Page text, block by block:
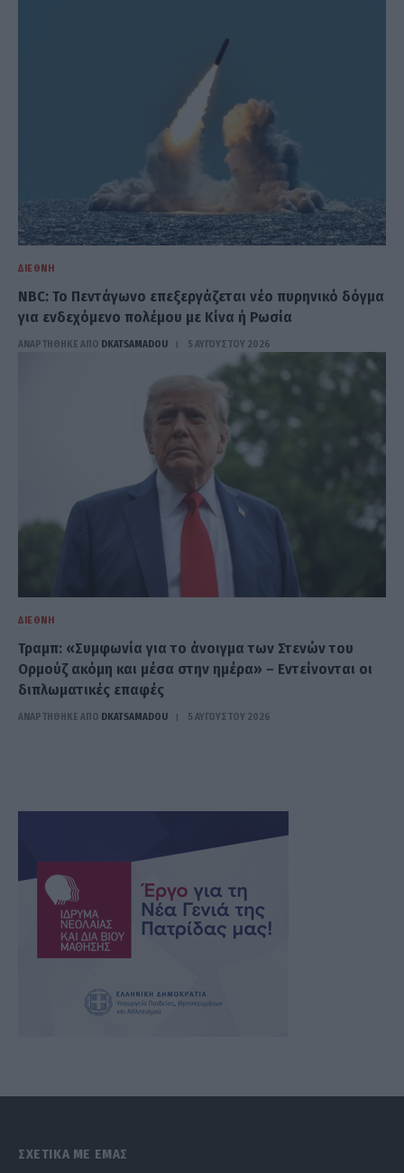
ΔΙΕΘΝΉ
NBC: Το Πεντάγωνο επεξεργάζεται νέο πυρηνικό δόγμα
για ενδεχόμενο πολέμου με Κίνα ή Ρωσία
ΑΝΑΡΤΗΘΗΚΕ ΑΠΟ DKATSAMADOU 5 ΑΥΓΟΎΣΤΟΥ 2026
ΔΙΕΘΝΉ
Τραμπ: «Συμφωνία για το άνοιγμα των Στενών του
Ορμούζ ακόμη και μέσα στην ημέρα» – Εντείνονται οι
διπλωματικές επαφές
ΑΝΑΡΤΗΘΗΚΕ ΑΠΟ DKATSAMADOU 5 ΑΥΓΟΎΣΤΟΥ 2026
ΣΧΕΤΙΚΑ ΜΕ ΕΜΑΣ